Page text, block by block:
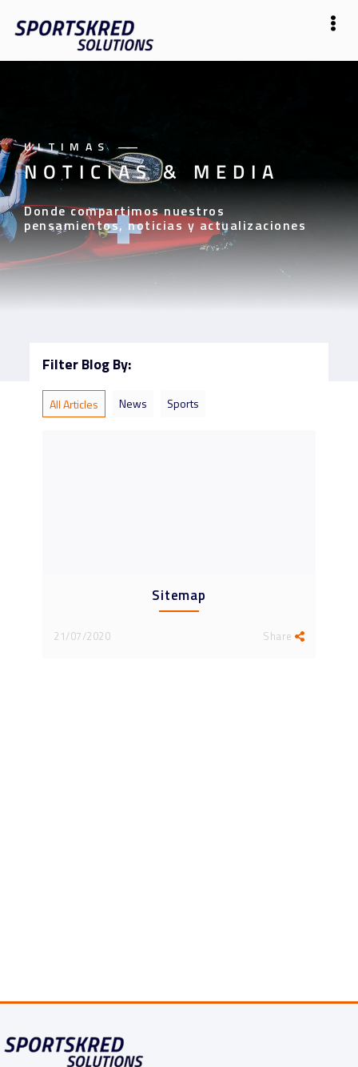
ULTIMAS——
NOTICIAS & MEDIA
Donde compartimos nuestros
pensamientos, noticias y actualizaciones
Filter Blog By:
All Articles News Sports
Sitemap
21/07/2020 Share